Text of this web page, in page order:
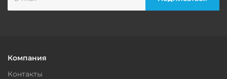
Компания
Контакты